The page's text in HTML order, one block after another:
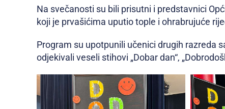
Na svečanosti su bili prisutni i predstavnici
koji je prvašićima uputio tople i ohrabrujuće
Program su upotpunili učenici drugih razreda
odjekivali veseli stihovi „Dobar dan“,